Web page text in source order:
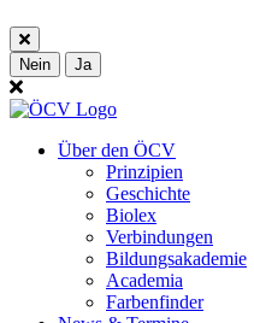
Nein Ja
Über den ÖCV
Prinzipien
Geschichte
Biolex
Verbindungen
Bildungsakademie
Academia
Farbenfinder